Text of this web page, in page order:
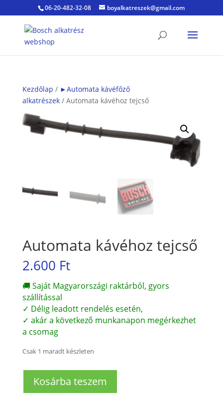
06-20-482-32-08 boyalkatreszek@gmail.com
Kezdőlap / ►Automata kávéfőző
alkatrészek/ Automata kávéhoz tejcső
Automata kávéhoz tejcső
2.600 Ft
🚚 Saját Magyarországi raktárból, gyors
szállítással
✓ Délig leadott rendelés esetén,
✓ akár a következő munkanapon megérkezhet
a csomag
Csak 1 maradt készleten
kávéhoz
Kosárba teszem